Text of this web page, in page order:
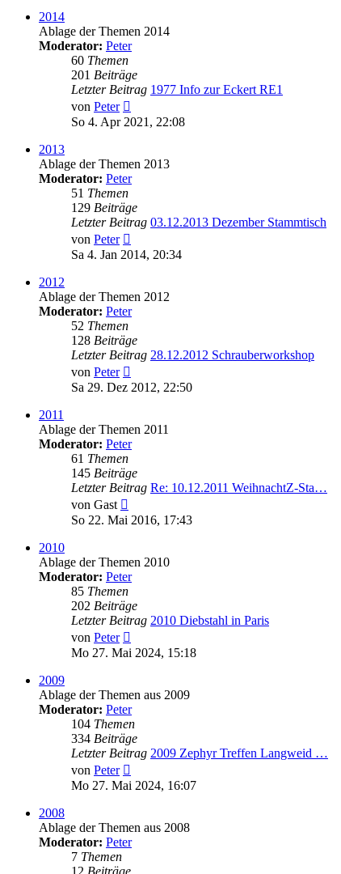
2014
Ablage der Themen 2014
Moderator: Peter
60 Themen
201 Beiträge
Letzter Beitrag 1977 Info zur Eckert RE1
von Peter
Beitrag
So 4. Apr 2021, 22:08
2013
Ablage der Themen 2013
Moderator: Peter
51 Themen
129 Beiträge
Letzter Beitrag 03.12.2013 Dezember Stammtisch
von Peter
Beitrag
Sa 4. Jan 2014, 20:34
2012
Ablage der Themen 2012
Moderator: Peter
52 Themen
128 Beiträge
Letzter Beitrag 28.12.2012 Schrauberworkshop
von Peter
Beitrag
Sa 29. Dez 2012, 22:50
2011
Ablage der Themen 2011
Moderator: Peter
61 Themen
145 Beiträge
Letzter Beitrag Re: 10.12.2011 WeihnachtZ-Sta…
von Gast
Beitrag
So 22. Mai 2016, 17:43
2010
Ablage der Themen 2010
Moderator: Peter
85 Themen
202 Beiträge
Letzter Beitrag 2010 Diebstahl in Paris
von Peter
Beitrag
Mo 27. Mai 2024, 15:18
2009
Ablage der Themen aus 2009
Moderator: Peter
104 Themen
334 Beiträge
Letzter Beitrag 2009 Zephyr Treffen Langweid …
von Peter
Beitrag
Mo 27. Mai 2024, 16:07
2008
Ablage der Themen aus 2008
Moderator: Peter
7 Themen